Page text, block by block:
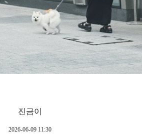
진금이
2026-06-09 11:30